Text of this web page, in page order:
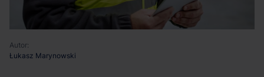
Autor:
Łukasz Marynowski